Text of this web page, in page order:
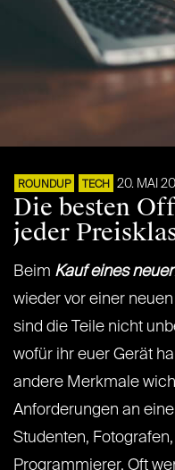
ROUNDUP TECH 20. MAI
Die besten
jeder
Beim Kauf eines
wieder vor einer
sind die Teile nicht
wofür ihr euer Gerät
andere Merkmale
Anforderungen an
Studenten, Fotografen,
Programmierer. Oft